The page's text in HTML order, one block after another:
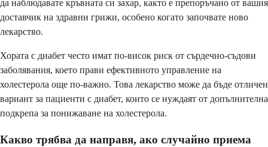
да наблюдавате кръвната си захар, както е препоръчано от вашия
доставчик на здравни грижи, особено когато започвате ново
лекарство.
Хората с диабет често имат по-висок риск от сърдечно-съдови
заболявания, което прави ефективното управление на
холестерола още по-важно. Това лекарство може да бъде отличен
вариант за пациенти с диабет, които се нуждаят от допълнителна
подкрепа за понижаване на холестерола.
Какво трябва да направя, ако случайно приема